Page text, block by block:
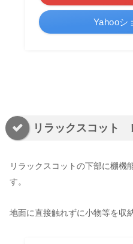
Yahooシ
リラックスコット
リラックスコットの下部に棚機
す。
地面に直接触れずに小物等を収